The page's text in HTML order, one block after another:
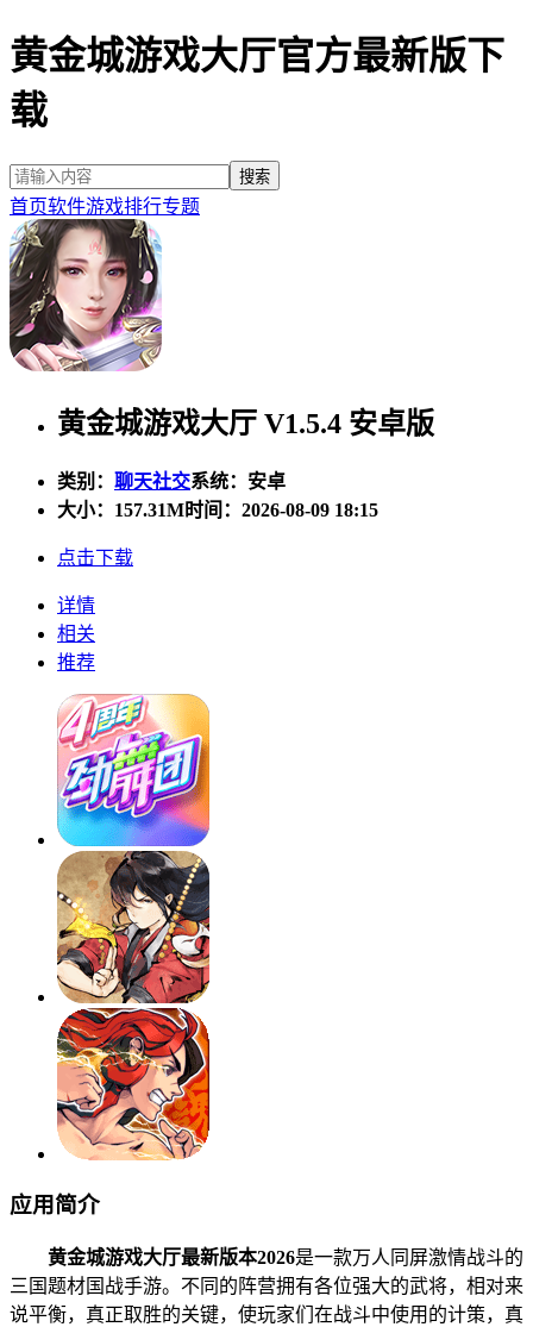
黄金城游戏大厅官方最新版下
载
首页软件游戏排行专题
黄金城游戏大厅 V1.5.4 安卓版
类别： 聊天社交系统：安卓
大小： 157.31M时间：2026-08-09 18:15
点击下载
详情
相关
推荐
应用简介
黄金城游戏大厅最新版本2026是一款万人同屏激情战斗的
三国题材国战手游。不同的阵营拥有各位强大的武将，相对来
说平衡，真正取胜的关键，使玩家们在战斗中使用的计策，真